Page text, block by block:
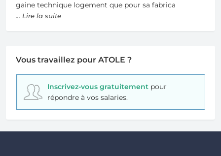
gaine technique logement que pour sa fabrica
... Lire la suite
Vous travaillez pour ATOLE ?
Inscrivez-vous gratuitementpour
répondre à vos salaries.